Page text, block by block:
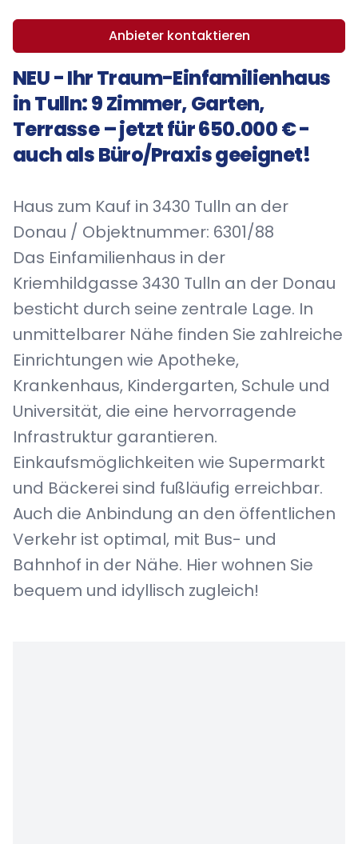
Anbieter kontaktieren
NEU - Ihr Traum-Einfamilienhaus
in Tulln: 9 Zimmer, Garten,
Terrasse – jetzt für 650.000 € -
auch als Büro/Praxis geeignet!
Haus zum Kauf in 3430 Tulln an der
Donau / Objektnummer: 6301/88
Das Einfamilienhaus in der
Kriemhildgasse 3430 Tulln an der Donau
besticht durch seine zentrale Lage. In
unmittelbarer Nähe finden Sie zahlreiche
Einrichtungen wie Apotheke,
Krankenhaus, Kindergarten, Schule und
Universität, die eine hervorragende
Infrastruktur garantieren.
Einkaufsmöglichkeiten wie Supermarkt
und Bäckerei sind fußläufig erreichbar.
Auch die Anbindung an den öffentlichen
Verkehr ist optimal, mit Bus- und
Bahnhof in der Nähe. Hier wohnen Sie
bequem und idyllisch zugleich!